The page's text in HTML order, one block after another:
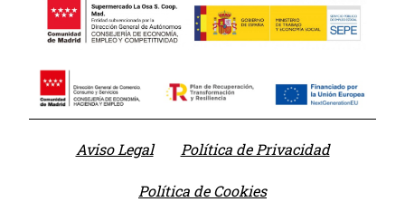
Aviso Legal Política de Privacidad
Política de Cookies